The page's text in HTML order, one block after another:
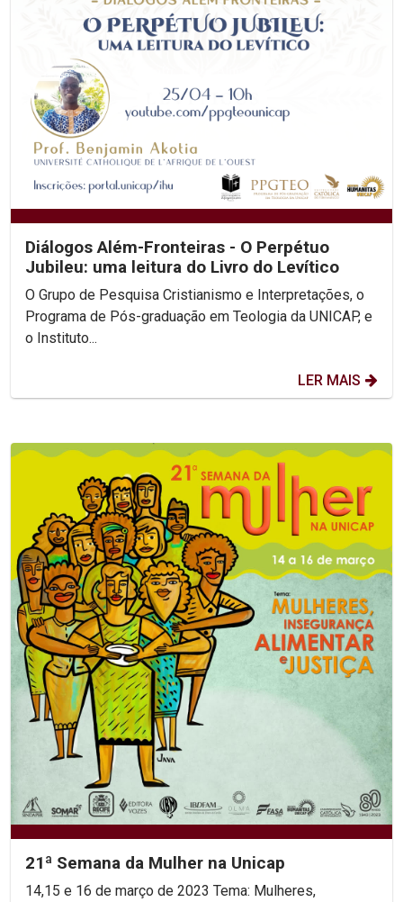
Diálogos Além-Fronteiras - O Perpétuo
Jubileu: uma leitura do Livro do Levítico
O Grupo de Pesquisa Cristianismo e Interpretações, o
Programa de Pós-graduação em Teologia da UNICAP, e
o Instituto...
LER MAIS
21ª Semana da Mulher na Unicap
14,15 e 16 de março de 2023 Tema: Mulheres,